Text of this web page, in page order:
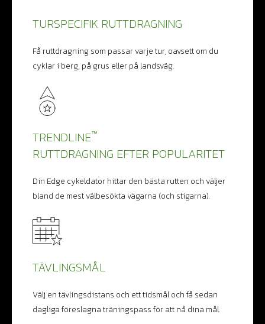
TURSPECIFIK RUTTDRAGNING
Få ruttdragning som passar varje tur, oavsett om du
cyklar i berg, på grus eller på landsväg.
TRENDLINE™
RUTTDRAGNING EFTER POPULARITET
Din Edge cykeldator hittar den bästa rutten och väljer
bland de mest välbesökta vägarna (och stigarna).
TÄVLINGSMÅL
Välj en tävlingsdistans och ett tidsmål och få sedan
dagliga föreslagna träningspass för att nå dina mål.